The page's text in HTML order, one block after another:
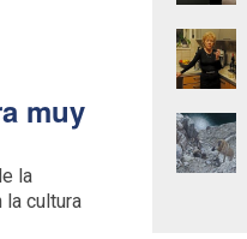
muy
la
la cultura